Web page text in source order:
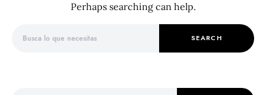
Perhaps searching can help.
SEARCH